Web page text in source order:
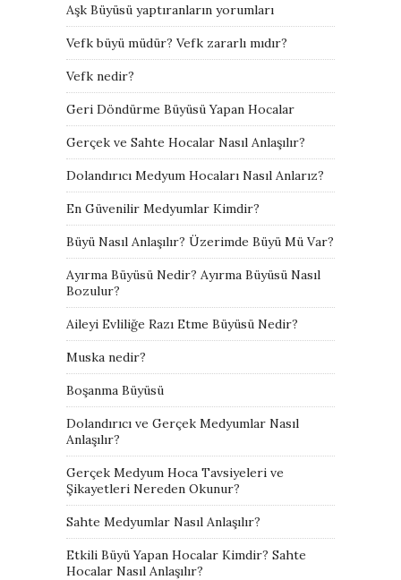
Aşk Büyüsü yaptıranların yorumları
Vefk büyü müdür? Vefk zararlı mıdır?
Vefk nedir?
Geri Döndürme Büyüsü Yapan Hocalar
Gerçek ve Sahte Hocalar Nasıl Anlaşılır?
Dolandırıcı Medyum Hocaları Nasıl Anlarız?
En Güvenilir Medyumlar Kimdir?
Büyü Nasıl Anlaşılır? Üzerimde Büyü Mü Var?
Ayırma Büyüsü Nedir? Ayırma Büyüsü Nasıl
Bozulur?
Aileyi Evliliğe Razı Etme Büyüsü Nedir?
Muska nedir?
Boşanma Büyüsü
Dolandırıcı ve Gerçek Medyumlar Nasıl
Anlaşılır?
Gerçek Medyum Hoca Tavsiyeleri ve
Şikayetleri Nereden Okunur?
Sahte Medyumlar Nasıl Anlaşılır?
Etkili Büyü Yapan Hocalar Kimdir? Sahte
Hocalar Nasıl Anlaşılır?